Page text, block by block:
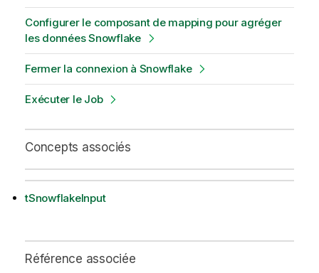
Configurer le composant de mapping pour agréger
les données Snowflake
Fermer la connexion à Snowflake
Exécuter le Job
Concepts associés
tSnowflakeInput
Référence associée